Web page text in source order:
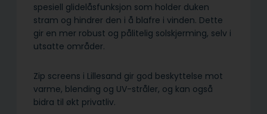
spesiell glidelåsfunksjon som holder duken
stram og hindrer den i å blafre i vinden. Dette
gir en mer robust og pålitelig solskjerming, selv i
utsatte områder.
Zip screens i Lillesand gir god beskyttelse mot
varme, blending og UV-stråler, og kan også
bidra til økt privatliv.